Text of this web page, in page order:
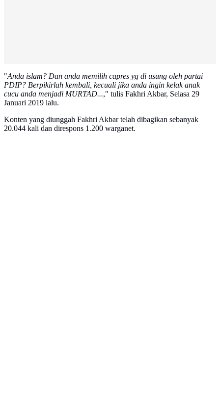
"Anda islam? Dan anda memilih capres yg di usung oleh partai
PDIP? Berpikirlah kembali, kecuali jika anda ingin kelak anak
cucu anda menjadi MURTAD...," tulis Fakhri Akbar, Selasa 29
Januari 2019 lalu.
Konten yang diunggah Fakhri Akbar telah dibagikan sebanyak
20.044 kali dan direspons 1.200 warganet.